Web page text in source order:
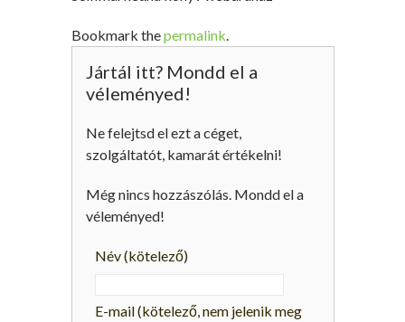
Bookmark thepermalink
Jártál itt? Mondd el a
véleményed!
Ne felejtsd el ezt a céget,
szolgáltatót, kamarát értékelni!
Még nincs hozzászólás. Mondd el a
véleményed!
Név(kötelező)
E-mail(kötelező, nem jelenik meg